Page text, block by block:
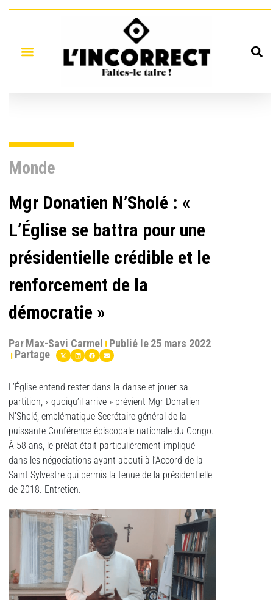
Monde
Mgr Donatien N’Sholé : «
L’Église se battra pour une
présidentielle crédible et le
renforcement de la
démocratie »
ParMax-Savi Carmel Publié le25 mars 2022
Partage
L’Église entend rester dans la danse et jouer sa
partition, « quoiqu’il arrive » prévient Mgr Donatien
N’Sholé, emblématique Secrétaire général de la
puissante Conférence épiscopale nationale du Congo.
À 58 ans, le prélat était particulièrement impliqué
dans les négociations ayant abouti à l’Accord de la
Saint-Sylvestre qui permis la tenue de la présidentielle
de 2018. Entretien.